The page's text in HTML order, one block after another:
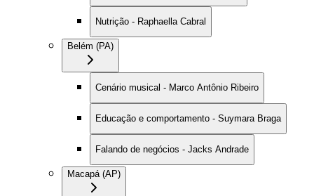
Nutrição - Raphaella Cabral
Belém (PA)
Cenário musical - Marco Antônio Ribeiro
Educação e comportamento - Suymara Braga
Falando de negócios - Jacks Andrade
Macapá (AP)